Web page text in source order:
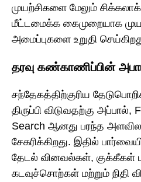
முயற்சிகளை மேலும்
மீட்டமைக்க கைமுறையாக
அமைப்புகளை உறுதி
தரவு கண்காணிப்பின்
சந்தேகத்திற்குரிய
திருப்பி விடுவதற்கு அப்பால்,
Search ஆனது பரந்த
சேகரிக்கிறது. இதில்
தேடல் வினவல்கள், குக்கீகள்
கடவுச்சொற்கள் மற்றும் நிதி